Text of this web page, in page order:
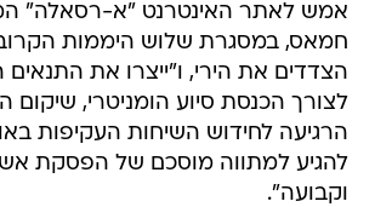
אמש לאתר האינטרנט "א-רסאלה"
חמאס, במסגרת שלוש היממות
הצדדים את הירי, ו"ייצרו את
לצורך הכנסת סיוע הומניטרי, שיקום
הרגיעה לחידוש השיחות העקיפות
להגיע למתווה מוסכם של הפסקת
וקבועה".